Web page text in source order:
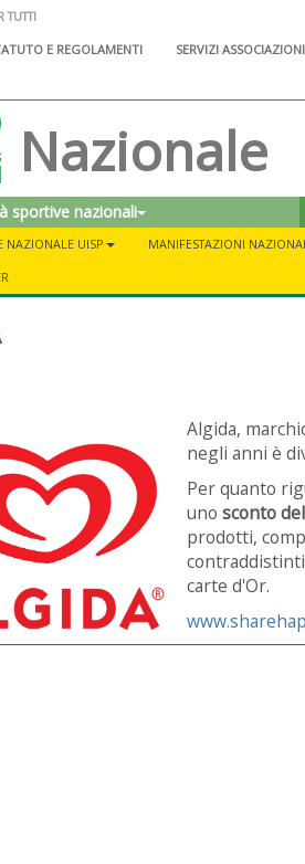
TUTTI
E REGOLAMENTI SERVIZI
Nazionale
sportive nazionali
NAZIONALE UISP MANIFESTAZIONI
Algida,
negli anni è
Per quanto
uno sconto
prodotti,
contraddistinti
carte d'Or.